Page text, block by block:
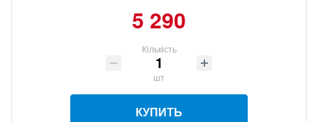
5 290
Кількість
шт
КУПИТЬ